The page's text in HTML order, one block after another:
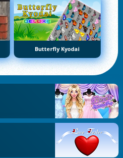
Butterfly Kyodai